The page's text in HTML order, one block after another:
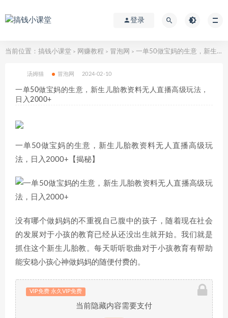
登录
当前位置： 搞钱小课堂 > 网赚教程 > 冒泡网 > 一单50做宝妈的生意，新生儿胎教资料无人直播高级玩法，日入2000+
汤姆猫 冒泡网 2024-02-10
一单50做宝妈的生意，新生儿胎教资料无人直播高级玩法，
日入2000+
一单50做宝妈的生意，新生儿胎教资料无人直播高级玩
法，日入2000+【揭秘】
没有哪个做妈妈的不重视自己腹中的孩子，随着现在社会
的发展对于小孩的教育已经从还没出生就开始。我们就是
抓住这个新生儿胎教。每天听听歌曲对于小孩教育有帮助
能安稳小孩心神做妈妈的随便付费的。
VIP免费 永久VIP免费
当前隐藏内容需要支付